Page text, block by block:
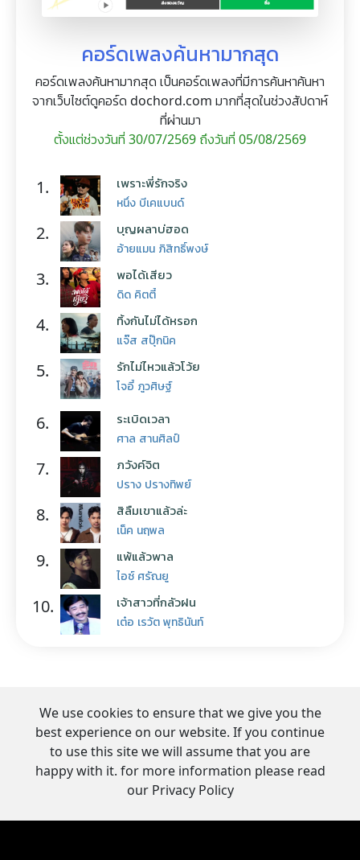
คอร์ดเพลงค้นหามากสุด
คอร์ดเพลงค้นหามากสุด เป็นคอร์ดเพลงที่มีการค้นหาค้นหา
จากเว็บไซต์ดูคอร์ด dochord.com มากที่สุดในช่วงสัปดาห์
ที่ผ่านมา
ตั้งแต่ช่วงวันที่ 30/07/2569 ถึงวันที่ 05/08/2569
1. เพราะพี่รักจริง
หนึ่ง บีเคแบนด์
2. บุญผลาบ่ฮอด
อ้ายแมน ภิสิทธิ์พงษ์
3. พอได้เสียว
ดิด คิตตี้
4. ทิ้งกันไม่ได้หรอก
แจ๊ส สปุ๊กนิค
5. รักไม่ไหวแล้วโว้ย
โจอี้ ภูวศิษฐ์
6. ระเบิดเวลา
ศาล สานศิลป์
7. ภวังค์จิต
ปราง ปรางทิพย์
8. สิลืมเขาแล้วล่ะ
เน็ค นฤพล
9. แพ้แล้วพาล
ไอซ์ ศรัณยู
10. เจ้าสาวที่กลัวฝน
เต๋อ เรวัต พุทธินันท์
We use cookies to ensure that we give you the
best experience on our website. If you continue
to use this site we will assume that you are
happy with it. for more information please read
our Privacy Policy